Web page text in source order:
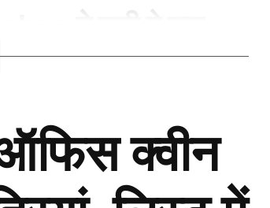
ने कही ये बात
क्वीन